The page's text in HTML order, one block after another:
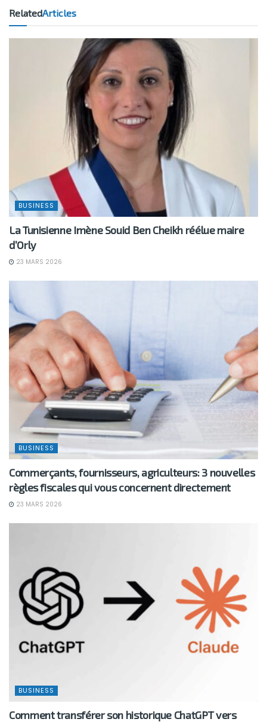
RelatedArticles
BUSINESS
La Tunisienne Imène Souid Ben Cheikh réélue maire
d’Orly
23 MARS 2026
BUSINESS
Commerçants, fournisseurs, agriculteurs: 3 nouvelles
règles fiscales qui vous concernent directement
23 MARS 2026
BUSINESS
Comment transférer son historique ChatGPT vers